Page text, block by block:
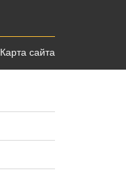
Карта сайта